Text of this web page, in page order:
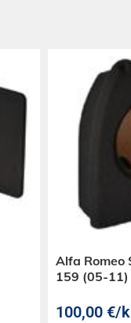
Alfa Romeo
159 (05-11)
100,00 €/